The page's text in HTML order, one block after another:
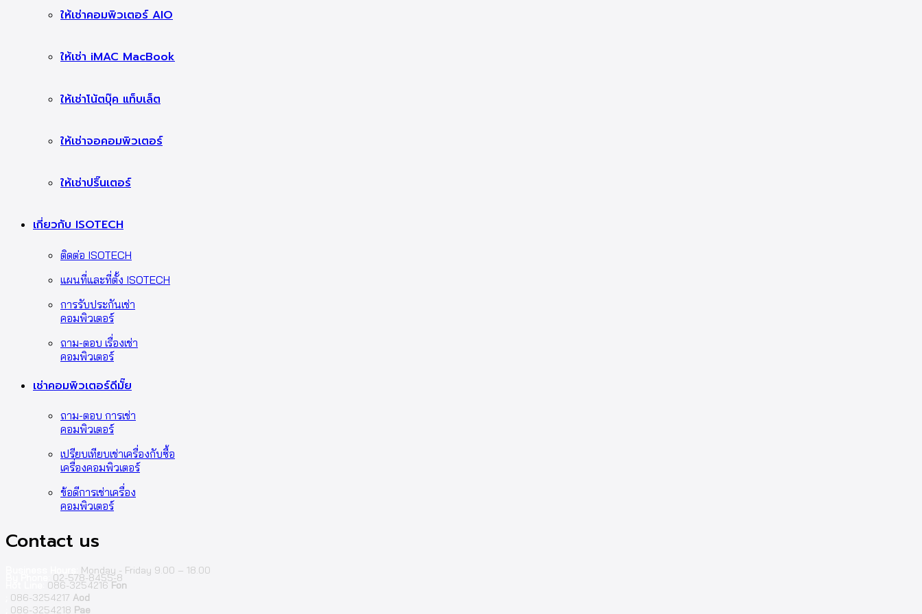
ให้เช่าคอมพิวเตอร์ AIO
ให้เช่า iMAC MacBook
ให้เช่าโน้ตบุ๊ค แท็บเล็ต
ให้เช่าจอคอมพิวเตอร์
ให้เช่าปริ๊นเตอร์
เกี่ยวกับ ISOTECH
ติดต่อ ISOTECH
แผนที่และที่ตั้ง ISOTECH
การรับประกันเช่า
คอมพิวเตอร์
ถาม-ตอบ เรื่องเช่า
คอมพิวเตอร์
เช่าคอมพิวเตอร์ดีมั๊ย
ถาม-ตอบ การเช่า
คอมพิวเตอร์
เปรียบเทียบเช่าเครื่องกับซื้อ
เครื่องคอมพิวเตอร์
ข้อดีการเช่าเครื่อง
คอมพิวเตอร์
Contact us
Monday - Friday 9.00 – 18.00
02-578-8455-8
086-3254216 Fon
086-3254217 Aod
086-3254218 Pae